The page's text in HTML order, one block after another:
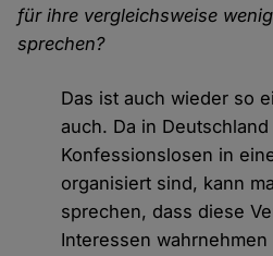
für ihre vergleichsweise
sprechen?
Das ist auch wieder so
auch. Da in
Konfessionslosen in
organisiert sind, kann
sprechen, dass diese
Interessen wahrnehmen